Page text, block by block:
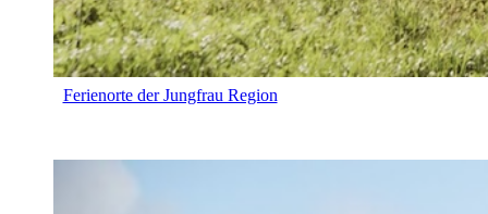
Ferienorte der Jungfrau Region